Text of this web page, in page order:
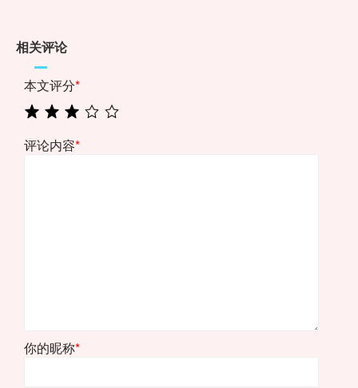
相关评论
本文评分*
评论内容*
你的昵称*